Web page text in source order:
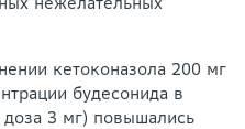
кетоконазола 200 мг
будесонида в
3 мг) повышались